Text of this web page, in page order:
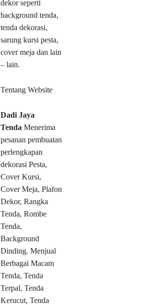
dekor seperti
background tenda,
tenda dekorasi,
sarung kursi pesta,
cover meja dan lain
– lain.
Tentang Website
Dadi Jaya
Tenda Menerima
pesanan pembuatan
perlengkapan
dekorasi Pesta,
Cover Kursi,
Cover Meja, Plafon
Dekor, Rangka
Tenda, Rombe
Tenda,
Background
Dinding. Menjual
Berbagai Macam
Tenda, Tenda
Terpal, Tenda
Kerucut, Tenda